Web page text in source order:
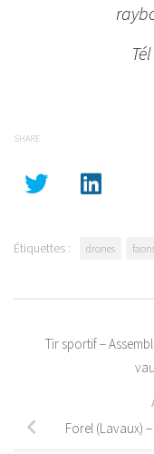
SHARE
Étiquettes : drones
Tir sportif –
Forel (Lavaux)